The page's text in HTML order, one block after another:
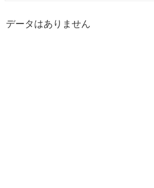
データはありません